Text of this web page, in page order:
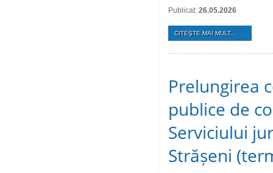
Publicat: 26.05.2026
CITEŞTE MAI MULT...
Prelungirea
publice de
Serviciului
Strășeni